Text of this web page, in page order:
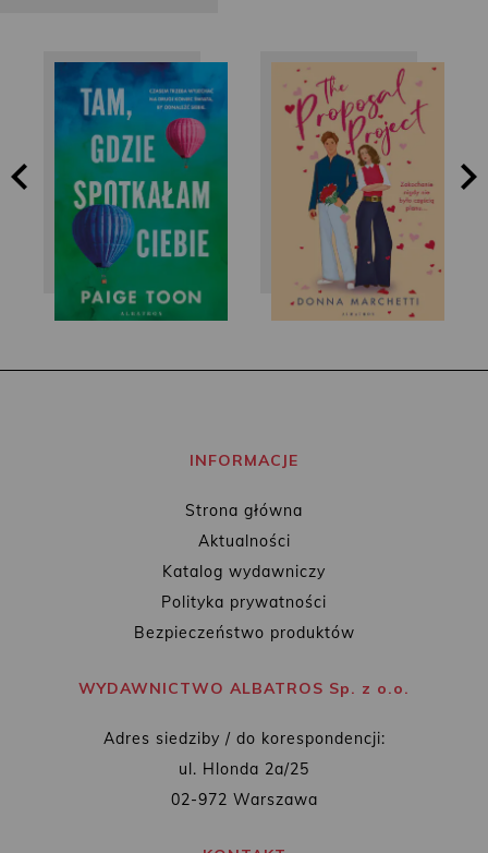
Paige Toon Donna Marchetti
INFORMACJE
Strona główna
Aktualności
Katalog wydawniczy
Polityka prywatności
Bezpieczeństwo produktów
WYDAWNICTWO ALBATROS Sp. z o.o.
Adres siedziby / do korespondencji:
ul. Hlonda 2a/25
02-972 Warszawa